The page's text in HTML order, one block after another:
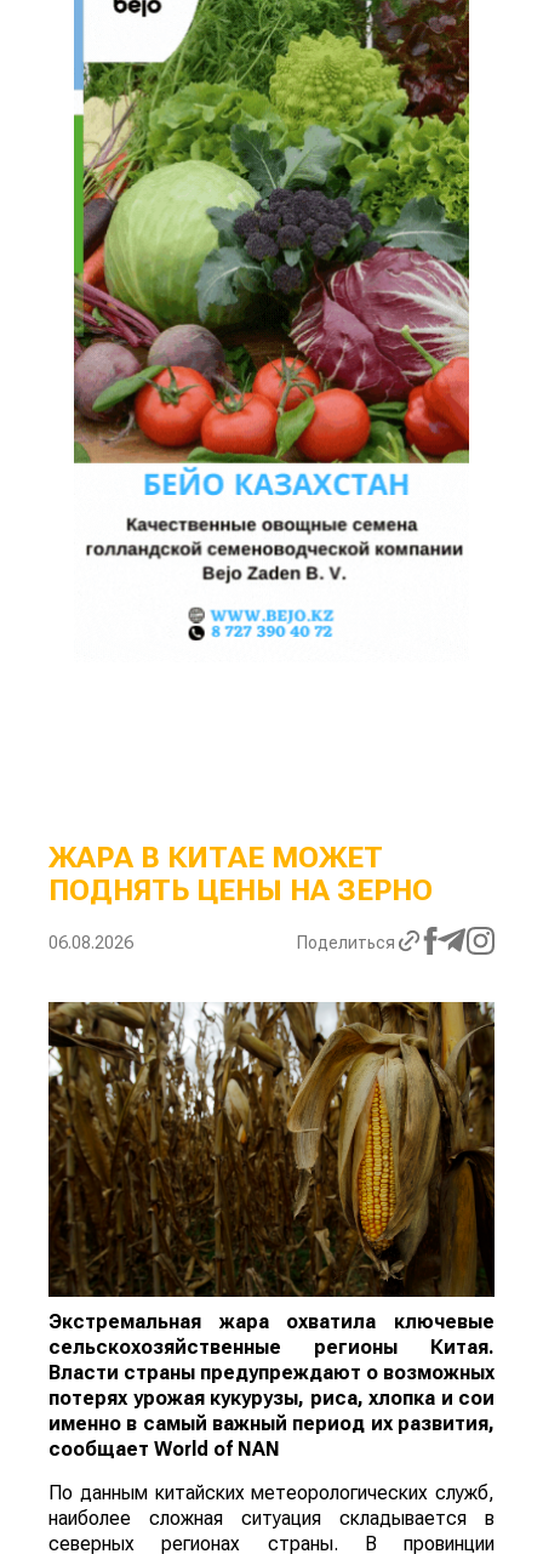
ЖАРА В КИТАЕ МОЖЕТ
ПОДНЯТЬ ЦЕНЫ НА ЗЕРНО
06.08.2026 Поделиться
Экстремальная жара охватила ключевые
сельскохозяйственные регионы Китая.
Власти страны предупреждают о возможных
потерях урожая кукурузы, риса, хлопка и сои
именно в самый важный период их развития,
сообщает World of NAN
По данным китайских метеорологических служб,
наиболее сложная ситуация складывается в
северных регионах страны. В провинции